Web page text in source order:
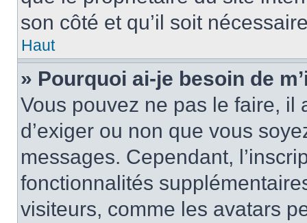
son côté et qu’il soit
Haut
» Pourquoi ai-je besoin de
Vous pouvez ne pas le faire, il
d’exiger ou non que vous
messages. Cependant,
fonctionnalités
visiteurs, comme les avatars